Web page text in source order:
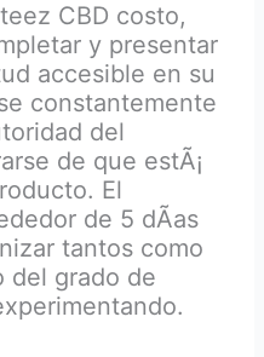
CBD costo,
y presentar
accesible en su
constantemente
del
de que estÃ¡
El
de 5 dÃ­as
tantos como
del grado de